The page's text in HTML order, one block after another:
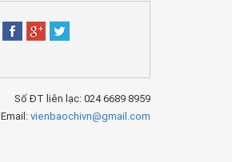
Số ĐT liên lạc: 024 6689 8959
Email:vienbaochivn@gmail.com